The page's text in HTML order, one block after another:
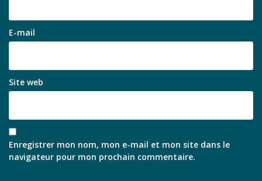
E-mail
Site web
Enregistrer mon nom, mon e-mail et mon site dans le
navigateur pour mon prochain commentaire.